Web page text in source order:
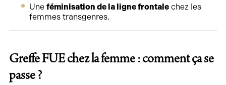
Une féminisation de la ligne frontalechez les
femmes transgenres.
Greffe FUE chez la femme : comment ça se
passe ?